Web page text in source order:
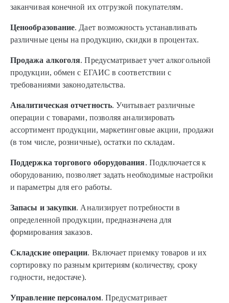
заканчивая конечной их отгрузкой покупателям.
Ценообразование. Дает возможность устанавливать
различные цены на продукцию, скидки в процентах.
Продажа алкоголя. Предусматривает учет алкогольной
продукции, обмен с ЕГАИС в соответствии с
требованиями законодательства.
Аналитическая отчетность. Учитывает различные
операции с товарами, позволяя анализировать
ассортимент продукции, маркетинговые акции, продажи
(в том числе, розничные), остатки по складам.
Поддержка торгового оборудования. Подключается к
оборудованию, позволяет задать необходимые настройки
и параметры для его работы.
Запасы и закупки. Анализирует потребности в
определенной продукции, предназначена для
формирования заказов.
Складские операции. Включает приемку товаров и их
сортировку по разным критериям (количеству, сроку
годности, недостаче).
Управление персоналом. Предусматривает